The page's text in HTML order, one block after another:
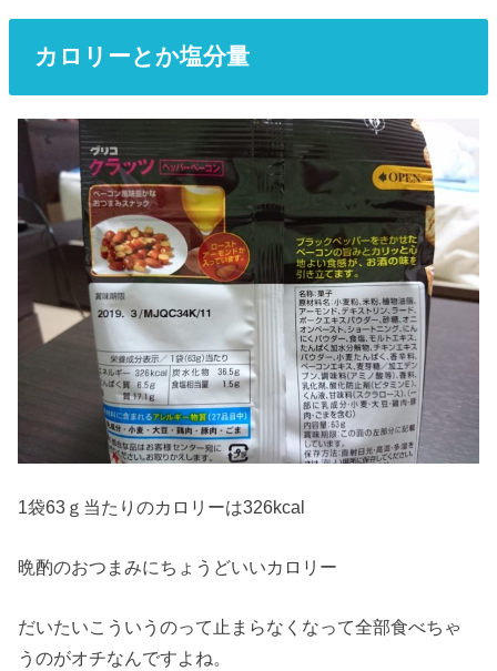
カロリーとか塩分量
1袋63ｇ当たりのカロリーは326kcal
晩酌のおつまみにちょうどいいカロリー
だいたいこういうのって止まらなくなって全部食べちゃ
うのがオチなんですよね。